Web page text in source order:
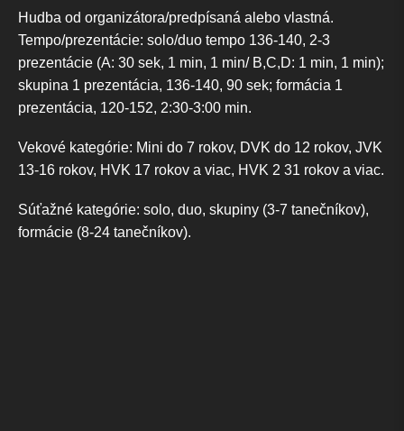
Hudba od organizátora/predpísaná alebo vlastná.
Tempo/prezentácie: solo/duo tempo 136-140, 2-3
prezentácie (A: 30 sek, 1 min, 1 min/ B,C,D: 1 min, 1 min);
skupina 1 prezentácia, 136-140, 90 sek; formácia 1
prezentácia, 120-152, 2:30-3:00 min.
Vekové kategórie: Mini do 7 rokov, DVK do 12 rokov, JVK
13-16 rokov, HVK 17 rokov a viac, HVK 2 31 rokov a viac.
Súťažné kategórie: solo, duo, skupiny (3-7 tanečníkov),
formácie (8-24 tanečníkov).